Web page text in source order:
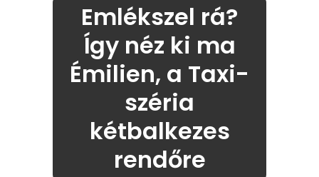
Emlékszel rá?
Így néz ki ma
Émilien, a Taxi-
széria
kétbalkezes
rendőre